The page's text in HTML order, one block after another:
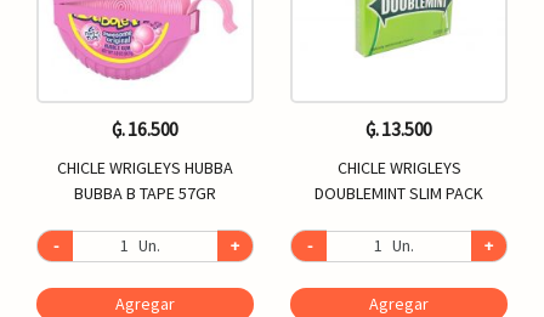
₲. 16.500
CHICLE WRIGLEYS HUBBA
BUBBA B TAPE 57GR
- Un. +
Agregar
₲. 13.500
CHICLE WRIGLEYS
DOUBLEMINT SLIM PACK
- Un. +
Agregar